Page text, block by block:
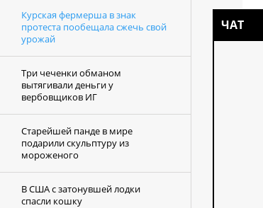
ЧАТ
Курская фермерша в знак
протеста пообещала сжечь свой
урожай
Три чеченки обманом
вытягивали деньги у
вербовщиков ИГ
Старейшей панде в мире
подарили скульптуру из
мороженого
В США с затонувшей лодки
спасли кошку